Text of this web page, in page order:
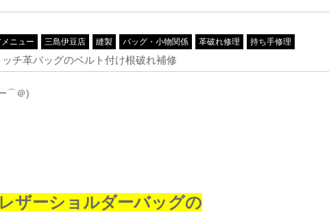
メニュー 三島伊豆店 縫製 バッグ・小物関係 革破れ修理 持ち手修理
ッチ革バッグのベルト付け根破れ補修
⌒＠)
ザーショルダーバッグの